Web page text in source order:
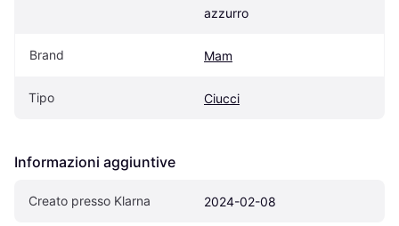
azzurro
Brand Mam
Tipo Ciucci
Informazioni aggiuntive
Creato presso Klarna 2024-02-08